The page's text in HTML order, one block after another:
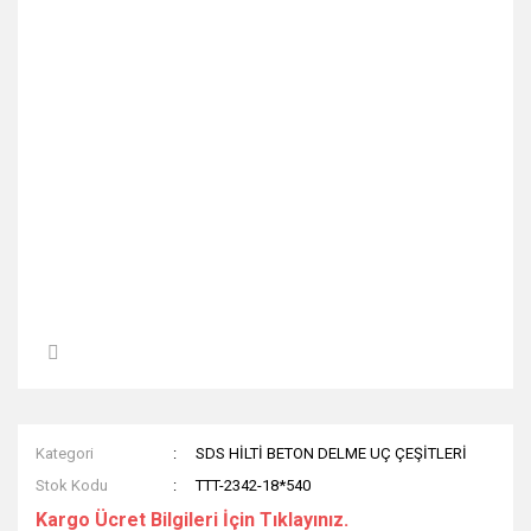
Kategori
SDS HİLTİ BETON DELME UÇ ÇEŞİTLERİ
Stok Kodu
TTT-2342-18*540
Kargo Ücret Bilgileri İçin Tıklayınız.